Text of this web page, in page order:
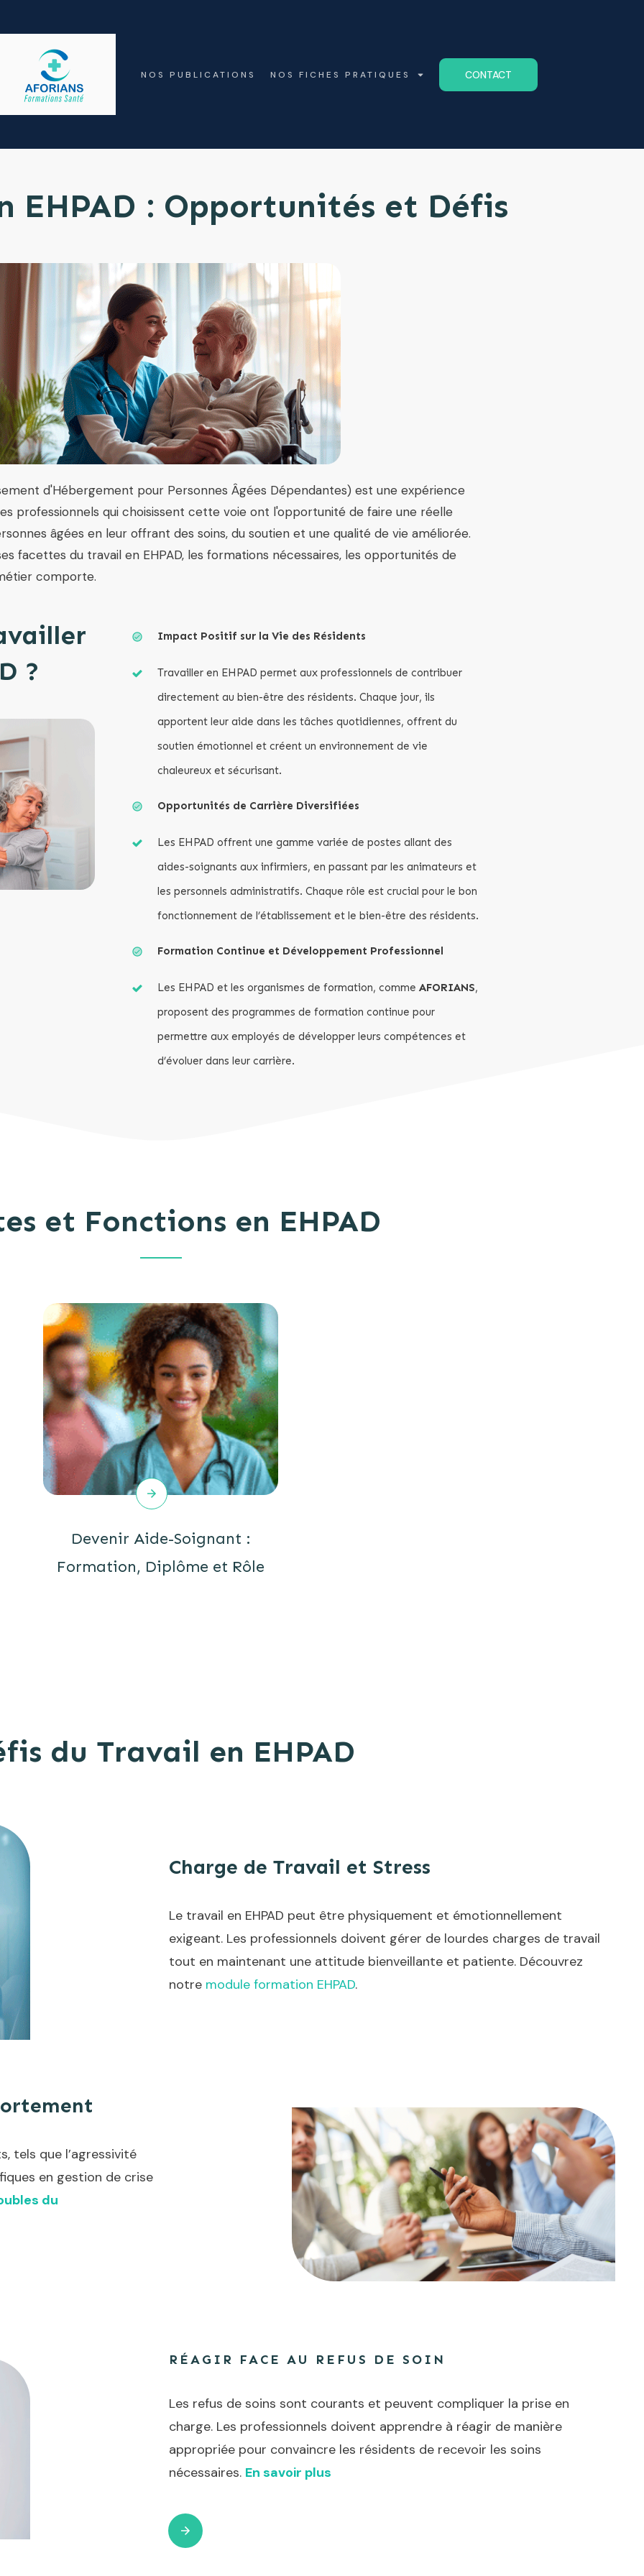
NOS PUBLICATIONS NOS FICHES PRATIQUES CONTACT
EHPAD : Opportunités et Défis
d'Hébergement pour Personnes Âgées Dépendantes) est une expérience
professionnels qui choisissent cette voie ont l'opportunité de faire une réelle
âgées en leur offrant des soins, du soutien et une qualité de vie améliorée.
facettes du travail en EHPAD, les formations nécessaires, les opportunités de
comporte.
?
Impact Positif sur la Vie des Résidents
Travailler en EHPAD permet aux professionnels de contribuer
directement au bien-être des résidents. Chaque jour, ils
apportent leur aide dans les tâches quotidiennes, offrent du
soutien émotionnel et créent un environnement de vie
chaleureux et sécurisant.
Opportunités de Carrière Diversifiées
Les EHPAD offrent une gamme variée de postes allant des
aides-soignants aux infirmiers, en passant par les animateurs et
les personnels administratifs. Chaque rôle est crucial pour le bon
fonctionnement de l’établissement et le bien-être des résidents.
Formation Continue et Développement Professionnel
Les EHPAD et les organismes de formation, comme AFORIANS,
proposent des programmes de formation continue pour
permettre aux employés de développer leurs compétences et
d’évoluer dans leur carrière.
et Fonctions en EHPAD
Devenir Aide-Soignant :
Formation, Diplôme et Rôle
du Travail en EHPAD
Charge de Travail et Stress
Le travail en EHPAD peut être physiquement et émotionnellement
exigeant. Les professionnels doivent gérer de lourdes charges de travail
tout en maintenant une attitude bienveillante et patiente. Découvrez
notre module formation EHPAD.
tels que l’agressivité
en gestion de crise
du
RÉAGIR FACE AU REFUS DE SOIN
Les refus de soins sont courants et peuvent compliquer la prise en
charge. Les professionnels doivent apprendre à réagir de manière
appropriée pour convaincre les résidents de recevoir les soins
nécessaires. En savoir plus